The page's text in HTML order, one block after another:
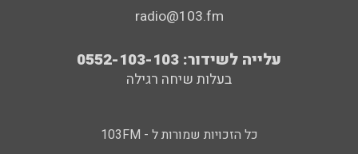
radio@103.fm
עלייה לשידור: 0552-103-103
בעלות שיחה רגילה
כל הזכויות שמורות ל - 103FM